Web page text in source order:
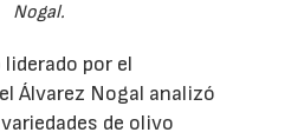
Nogal.
liderado por el
Álvarez Nogal analizó
de olivo